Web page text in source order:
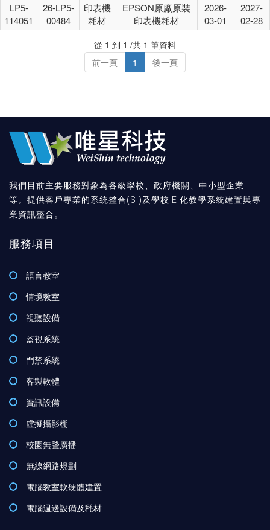
LP5-
114051
26-LP5-
00484
印表機
耗材
EPSON原廠原裝
印表機耗材
2026-
03-01
2027-
02-28
從 1 到 1 /共 1 筆資料
前一頁
1 後一頁
我們目前主要服務對象為各級學校、政府機關、中小型企業
等。提供客戶專業的系統整合(SI)及學校 E 化教學系統建置與專
業資訊整合。
服務項目
語言教室
情境教室
視聽設備
監視系統
門禁系統
客製軟體
資訊設備
虛擬攝影棚
校園無聲廣播
無線網路規劃
電腦教室軟硬體建置
電腦週邊設備及秏材